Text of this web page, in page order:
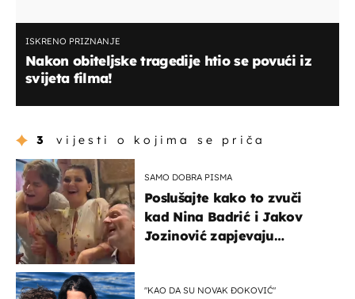
ISKRENO PRIZNANJE
Nakon obiteljske tragedije htio se povući iz
svijeta filma!
3 vijesti o kojima se priča
SAMO DOBRA PISMA
Poslušajte kako to zvuči
kad Nina Badrić i Jakov
Jozinović zapjevaju
"KAO DA SU NOVAK ĐOKOVIĆ"